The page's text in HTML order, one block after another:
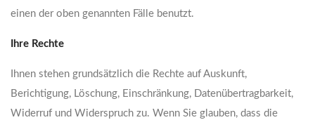
einen der oben genannten Fälle benutzt.
Ihre Rechte
Ihnen stehen grundsätzlich die Rechte auf Auskunft,
Berichtigung, Löschung, Einschränkung, Datenübertragbarkeit,
Widerruf und Widerspruch zu. Wenn Sie glauben, dass die